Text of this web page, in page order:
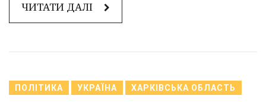
ЧИТАТИ ДАЛІ
ПОЛІТИКА УКРАЇНА ХАРКІВСЬКА ОБЛАСТЬ